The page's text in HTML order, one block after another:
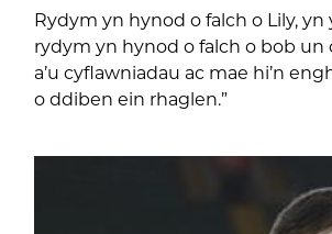
Rydym yn hynod o falch o Lily,
rydym yn hynod o falch o bob un
a’u cyflawniadau ac mae hi’n
o ddiben ein rhaglen.”